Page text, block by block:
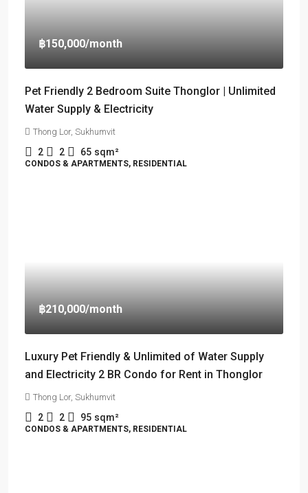
฿150,000/month
Pet Friendly 2 Bedroom Suite Thonglor | Unlimited
Water Supply & Electricity
Thong Lor, Sukhumvit
2 2 65 sqm²
CONDOS & APARTMENTS, RESIDENTIAL
฿210,000/month
Luxury Pet Friendly & Unlimited of Water Supply
and Electricity 2 BR Condo for Rent in Thonglor
Thong Lor, Sukhumvit
2 2 95 sqm²
CONDOS & APARTMENTS, RESIDENTIAL